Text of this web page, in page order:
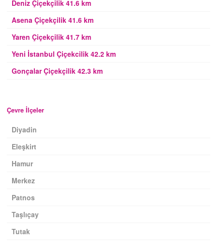
Deniz Çiçekçilik 41.6 km
Asena Çiçekçilik 41.6 km
Yaren Çiçekçilik 41.7 km
Yeni İstanbul Çiçekcilik 42.2 km
Gonçalar Çiçekçilik 42.3 km
Çevre İlçeler
Diyadin
Eleşkirt
Hamur
Merkez
Patnos
Taşlıçay
Tutak